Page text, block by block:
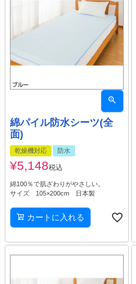
綿パイル防水シーツ(全
面)
乾燥機対応 防水
¥5,148税込
綿100％で肌ざわりがやさしい。
サイズ 105×200cm 日本製
カートに入れる